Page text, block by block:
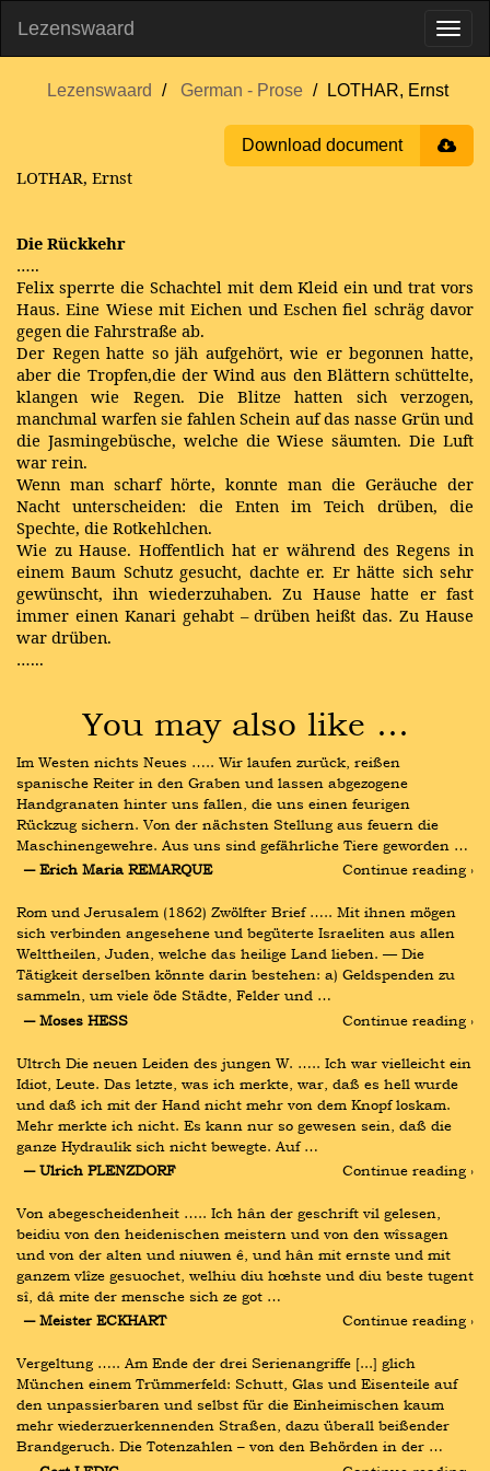
Lezenswaard
Lezenswaard German - Prose LOTHAR, Ernst
Download document
LOTHAR, Ernst
Die Rückkehr
…..
Felix sperrte die Schachtel mit dem Kleid ein und trat vors
Haus. Eine Wiese mit Eichen und Eschen fiel schräg davor
gegen die Fahrstraße ab.
Der Regen hatte so jäh aufgehört, wie er begonnen hatte,
aber die Tropfen,die der Wind aus den Blättern schüttelte,
klangen wie Regen. Die Blitze hatten sich verzogen,
manchmal warfen sie fahlen Schein auf das nasse Grün und
die Jasmingebüsche, welche die Wiese säumten. Die Luft
war rein.
Wenn man scharf hörte, konnte man die Geräuche der
Nacht unterscheiden: die Enten im Teich drüben, die
Spechte, die Rotkehlchen.
Wie zu Hause. Hoffentlich hat er während des Regens in
einem Baum Schutz gesucht, dachte er. Er hätte sich sehr
gewünscht, ihn wiederzuhaben. Zu Hause hatte er fast
immer einen Kanari gehabt – drüben heißt das. Zu Hause
war drüben.
…...
You may also like …
Im Westen nichts Neues ….. Wir laufen zurück, reißen
spanische Reiter in den Graben und lassen abgezogene
Handgranaten hinter uns fallen, die uns einen feurigen
Rückzug sichern. Von der nächsten Stellung aus feuern die
Maschinengewehre. Aus uns sind gefährliche Tiere geworden …
― Erich Maria REMARQUE
Continue reading ›
Rom und Jerusalem (1862) Zwölfter Brief ….. Mit ihnen mögen
sich verbinden angesehene und begüterte Israeliten aus allen
Welttheilen, Juden, welche das heilige Land lieben. — Die
Tätigkeit derselben könnte darin bestehen: a) Geldspenden zu
sammeln, um viele öde Städte, Felder und …
― Moses HESS
Continue reading ›
Ultrch Die neuen Leiden des jungen W. ….. Ich war vielleicht ein
Idiot, Leute. Das letzte, was ich merkte, war, daß es hell wurde
und daß ich mit der Hand nicht mehr von dem Knopf loskam.
Mehr merkte ich nicht. Es kann nur so gewesen sein, daß die
ganze Hydraulik sich nicht bewegte. Auf …
― Ulrich PLENZDORF
Continue reading ›
Von abegescheidenheit ….. Ich hân der geschrift vil gelesen,
beidiu von den heidenischen meistern und von den wîssagen
und von der alten und niuwen ê, und hân mit ernste und mit
ganzem vlîze gesuochet, welhiu diu hœhste und diu beste tugent
sî, dâ mite der mensche sich ze got …
― Meister ECKHART
Continue reading ›
Vergeltung ….. Am Ende der drei Serienangriffe [...] glich
München einem Trümmerfeld: Schutt, Glas und Eisenteile auf
den unpassierbaren und selbst für die Einheimischen kaum
mehr wiederzuerkennenden Straßen, dazu überall beißender
Brandgeruch. Die Totenzahlen – von den Behörden in der …